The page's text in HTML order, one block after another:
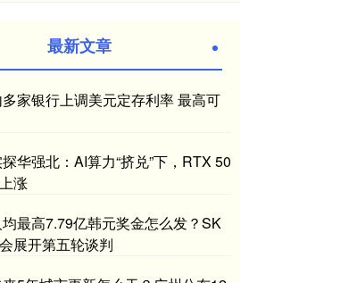
最新文章
家银行上调美元定存利率 最高可
华强北：AI算力“挤兑”下，RTX 50
涨
最高7.79亿韩元奖金怎么发？SK
展开第五轮谈判